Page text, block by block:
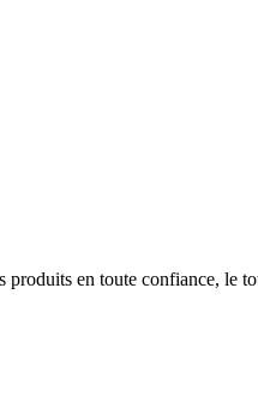
en toute confiance, le